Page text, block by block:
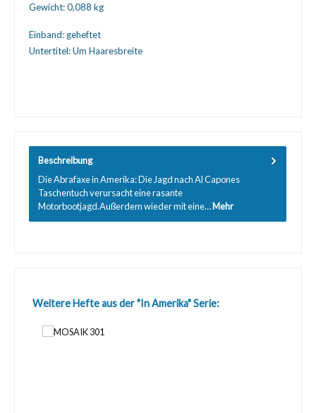
Gewicht:0,088 kg
Einband: geheftet
Untertitel:Um Haaresbreite
Beschreibung
Die Abrafaxe in Amerika: Die Jagd nach Al Capones
Taschentuch verursacht eine rasante
Motorbootjagd.Außerdem wieder mit eine…Mehr
Produktgalerie überspringen
Weitere Hefte aus der "In Amerika" Serie: